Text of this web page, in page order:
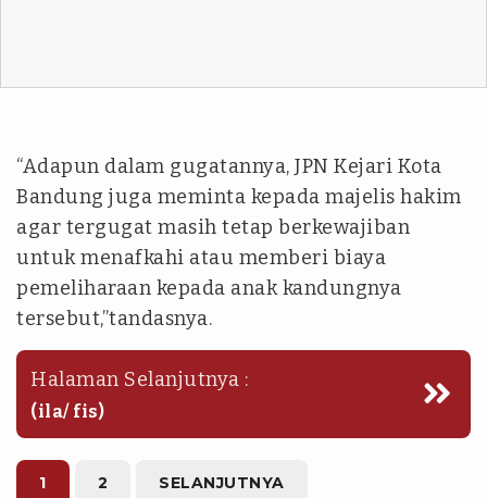
“Adapun dalam gugatannya, JPN Kejari Kota
Bandung juga meminta kepada majelis hakim
agar tergugat masih tetap berkewajiban
untuk menafkahi atau memberi biaya
pemeliharaan kepada anak kandungnya
tersebut,”tandasnya.
Halaman Selanjutnya :
(ila/ fis)
1 2 SELANJUTNYA